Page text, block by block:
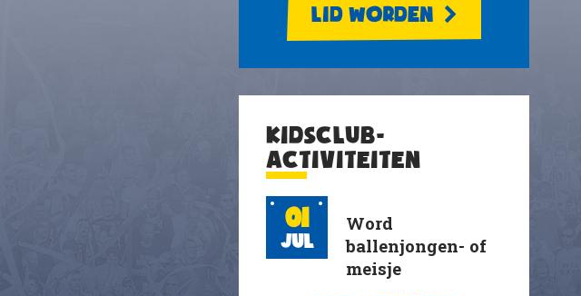
LID WORDEN
KIDSCLUB-
ACTIVITEITEN
01
Jul
Word
ballenjongen- of
meisje